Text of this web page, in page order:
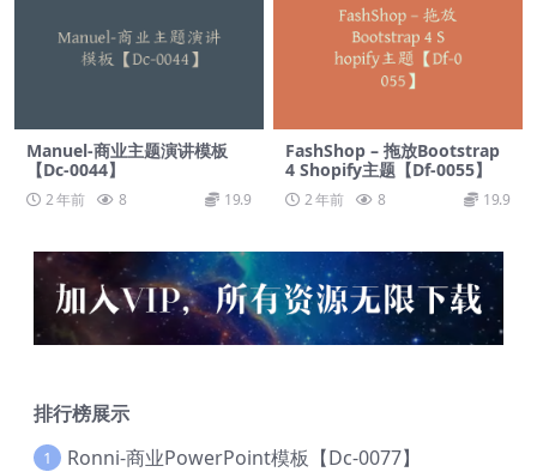
Manuel-商业主题演讲模板
【Dc-0044】
2 年前 8 19.9
FashShop – 拖放Bootstrap
4 Shopify主题【Df-0055】
2 年前 8 19.9
排行榜展示
1 Ronni-商业PowerPoint模板【Dc-0077】